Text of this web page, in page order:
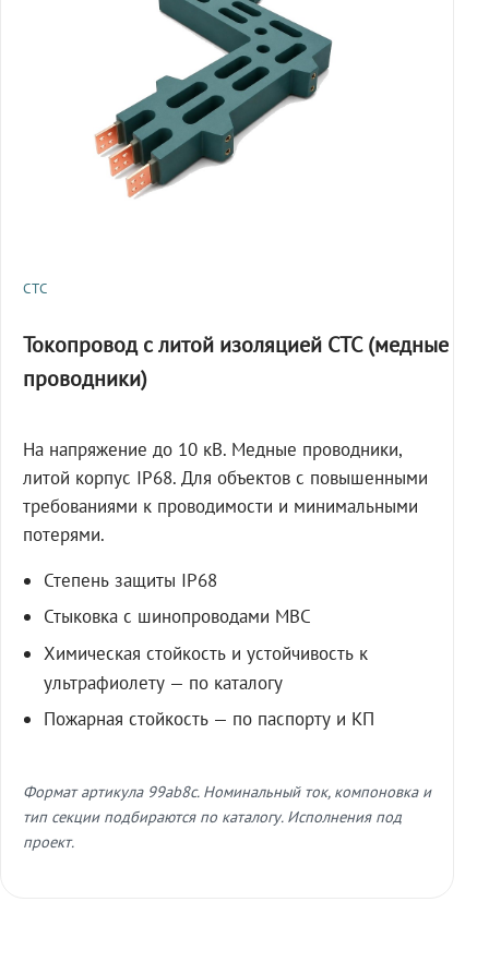
СТС
Токопровод с литой изоляцией СТС (медные
проводники)
На напряжение до 10 кВ. Медные проводники,
литой корпус IP68. Для объектов с повышенными
требованиями к проводимости и минимальными
потерями.
Степень защиты IP68
Стыковка с шинопроводами МВС
Химическая стойкость и устойчивость к
ультрафиолету — по каталогу
Пожарная стойкость — по паспорту и КП
Формат артикула 99ab8c. Номинальный ток, компоновка и
тип секции подбираются по каталогу. Исполнения под
проект.